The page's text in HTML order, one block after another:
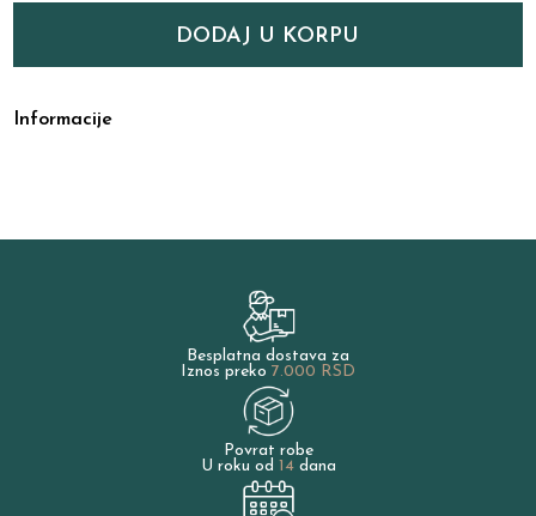
DODAJ U KORPU
Informacije
Besplatna dostava za
Iznos preko 7.000 RSD
Povrat robe
U roku od 14dana